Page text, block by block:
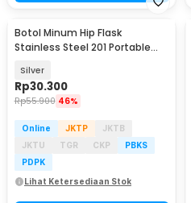
Botol Minum Hip Flask
Stainless Steel 201 Portable
Silver
Rp30.300
Rp55.900 46%
Online JKTP
JKTB
JKTU
TGR CKP
PBKS
PDPK
Lihat Ketersediaan Stok